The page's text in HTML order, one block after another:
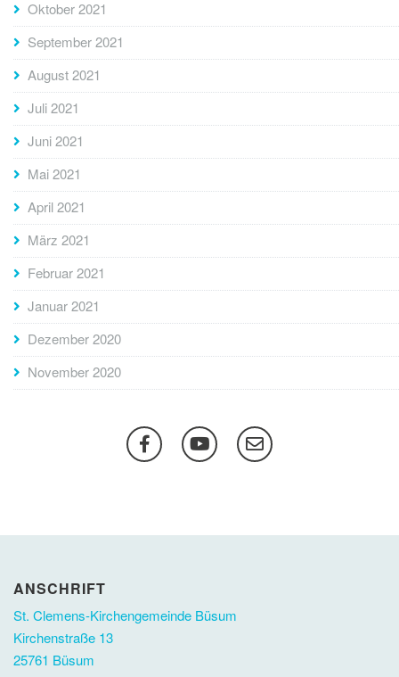
Oktober 2021
September 2021
August 2021
Juli 2021
Juni 2021
Mai 2021
April 2021
März 2021
Februar 2021
Januar 2021
Dezember 2020
November 2020
ANSCHRIFT
St. Clemens-Kirchengemeinde Büsum
Kirchenstraße 13
25761 Büsum